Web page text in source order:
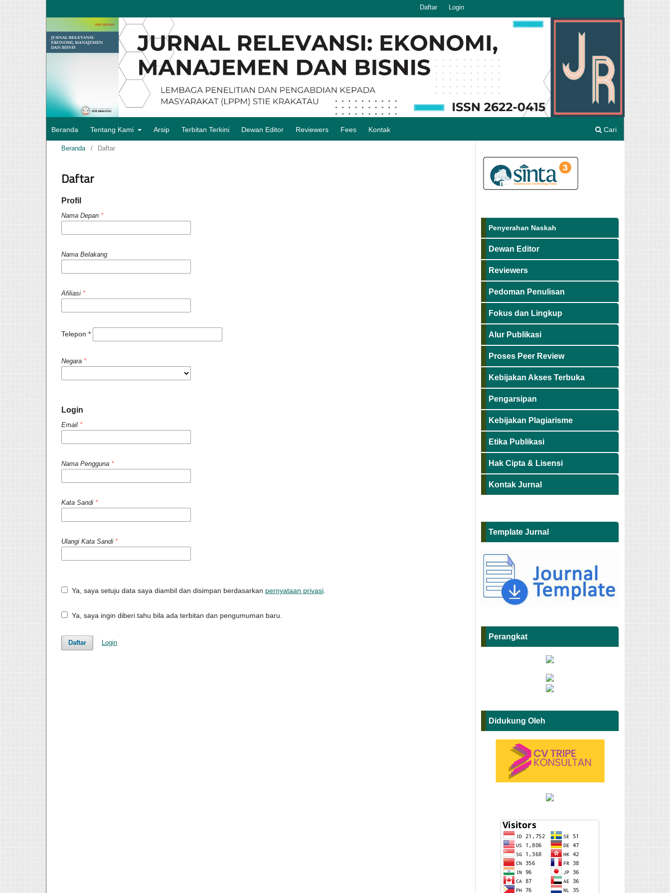
Beranda Tentang Kami Arsip Terbitan Terkini Dewan Editor Reviewers Fees Kontak Cari
Daftar Login
Beranda / Daftar
Daftar
Profil
Nama Depan *
Nama Belakang
Afiliasi *
Telepon *
Negara *
Login
Email *
Nama Pengguna *
Kata Sandi *
Ulangi Kata Sandi *
Ya, saya setuju data saya diambil dan disimpan berdasarkan pernyataan privasi.
Ya, saya ingin diberi tahu bila ada terbitan dan pengumuman baru.
Daftar Login
Penyerahan Naskah
Dewan Editor
Reviewers
Pedoman Penulisan
Fokus dan Lingkup
Alur Publikasi
Proses Peer Review
Kebijakan Akses Terbuka
Pengarsipan
Kebijakan Plagiarisme
Etika Publikasi
Hak Cipta & Lisensi
Kontak Jurnal
Template Jurnal
Perangkat
Didukung Oleh